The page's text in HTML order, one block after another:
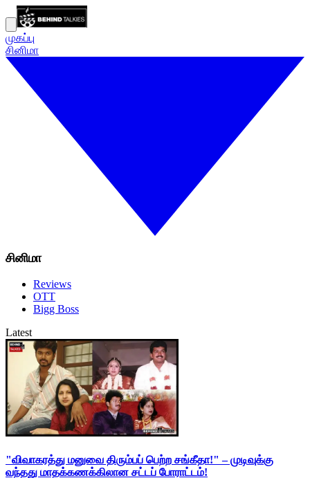
முகப்பு
சினிமா
சினிமா
Reviews
OTT
Bigg Boss
Latest
"விவாகரத்து மனுவை திரும்பப் பெற்ற சங்கீதா!" – முடிவுக்கு
வந்தது மாதக்கணக்கிலான சட்டப் போராட்டம்!